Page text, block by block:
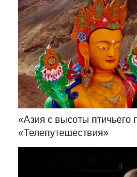
«Азия с высоты птичьего
«Телепутешествия»